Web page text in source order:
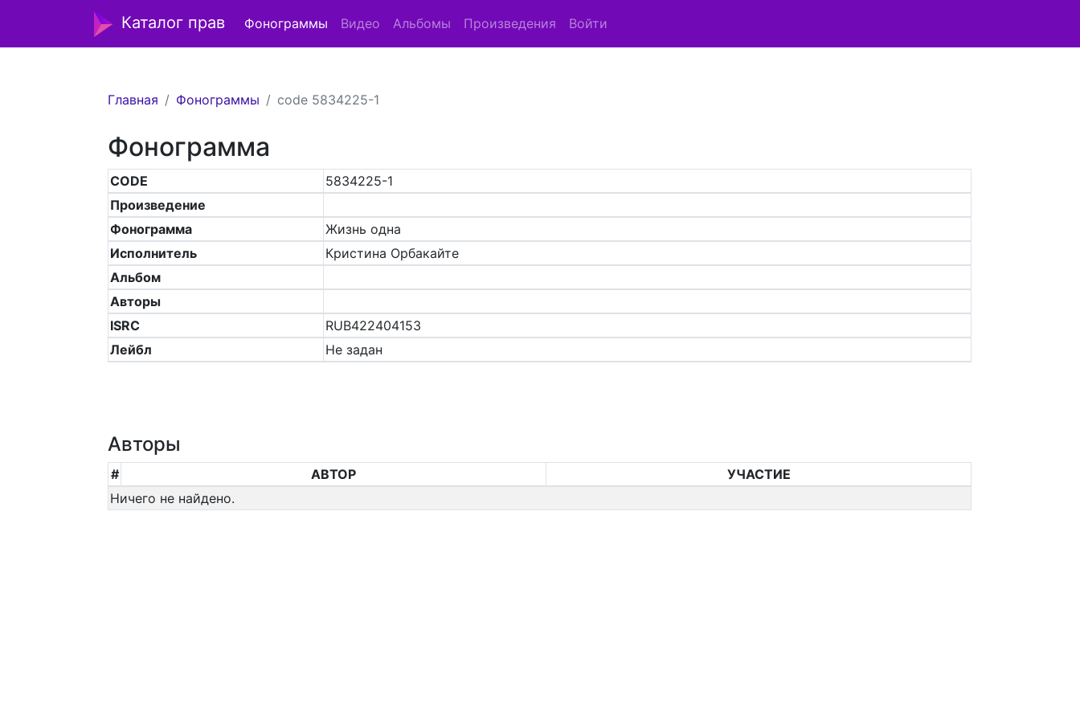
Каталог прав Фонограммы Видео Альбомы Произведения Войти
Главная Фонограммы code 5834225-1
Фонограмма
CODE
5834225-1
Произведение
Фонограмма
Жизнь одна
Исполнитель
Кристина Орбакайте
Альбом
Авторы
ISRC
RUB422404153
Лейбл
Не задан
Авторы
# АВТОР
УЧАСТИЕ
Ничего не найдено.